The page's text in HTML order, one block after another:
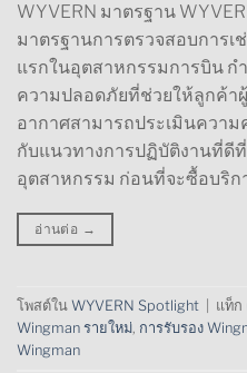
WYVERN มาตรฐาน
มาตรฐานการตรวจสอบการเ
แรกในอุตสาหกรรมการบิน
ความปลอดภัยที่ช่วยให้ลูกค้า
อากาศสามารถประเมินควา
กับแนวทางการปฏิบัติงานที่ดี
อุตสาหกรรม ก่อนที่จะซื้อบริก
อ่านต่อ →
โพสต์ใน WYVERN Spotlight แท็ก
Wingman รายใหม่, การรับรอง
Wingman